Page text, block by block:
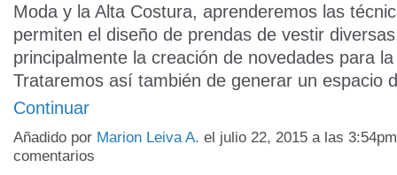
Moda y la Alta Costura, aprenderemos las
permiten el diseño de prendas de vestir
principalmente la creación de novedades para
Trataremos así también de generar un espacio
Continuar
Añadido por Marion Leiva A. el julio 22, 2015 a las
comentarios